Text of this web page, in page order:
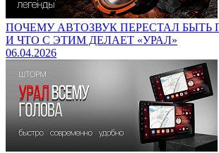
ПОЧЕМУ АВТОЗВУК ПЕРЕСТАЛ БЫТЬ
И ЧТО С ЭТИМ ДЕЛАЕТ «УРАЛ»
06.04.2026